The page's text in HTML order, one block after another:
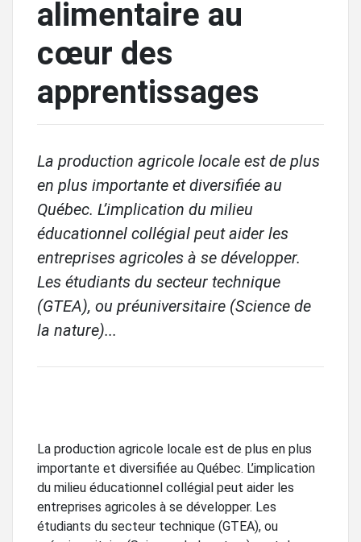
alimentaire au
cœur des
apprentissages
La production agricole locale est de plus
en plus importante et diversifiée au
Québec. L’implication du milieu
éducationnel collégial peut aider les
entreprises agricoles à se développer.
Les étudiants du secteur technique
(GTEA), ou préuniversitaire (Science de
la nature)...
La production agricole locale est de plus en plus
importante et diversifiée au Québec. L’implication
du milieu éducationnel collégial peut aider les
entreprises agricoles à se développer. Les
étudiants du secteur technique (GTEA), ou